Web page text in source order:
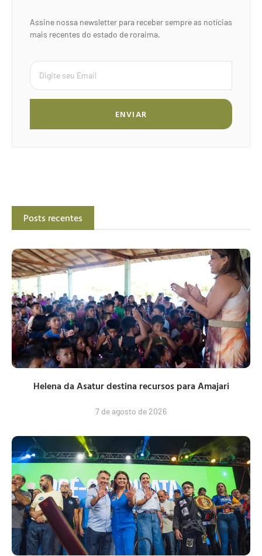
Assine nossa newsletter para receber sempre as notícias
mais recentes do estado de roraima.
ENVIAR
Posts recentes
Helena da Asatur destina recursos para Amajari
7 de agosto de 2026